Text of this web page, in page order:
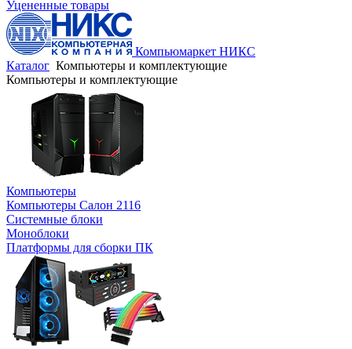
Уцененные товары
Компьюмаркет НИКС
Каталог Компьютеры и комплектующие
Компьютеры и комплектующие
Компьютеры
Компьютеры Салон 2116
Системные блоки
Моноблоки
Платформы для сборки ПК